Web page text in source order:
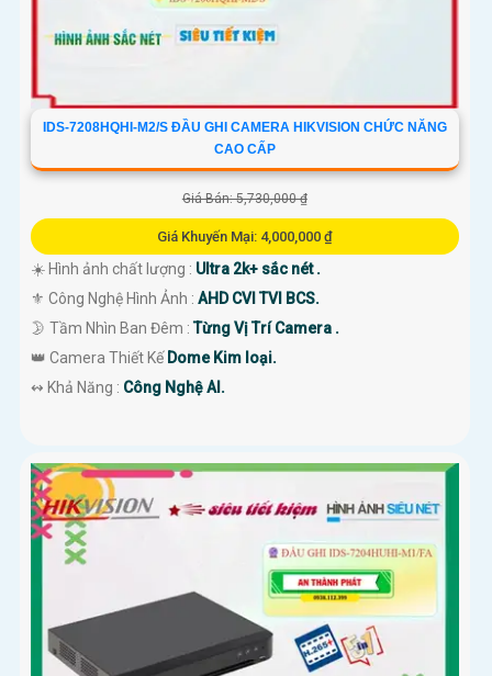
IDS-7208HQHI-M2/S ĐẦU GHI CAMERA HIKVISION CHỨC NĂNG
CAO CẤP
Giá Bán: 5,730,000 ₫
Giá Khuyến Mại: 4,000,000 ₫
☀️ Hình ảnh chất lượng : Ultra 2k+ sắc nét .
⚜️ Công Nghệ Hình Ảnh : AHD CVI TVI BCS.
🌛 Tầm Nhìn Ban Đêm :Từng Vị Trí Camera .
👑 Camera Thiết Kế Dome Kim loại.
️↭ Khả Năng : Công Nghệ AI.